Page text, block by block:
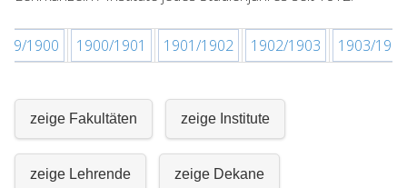
1900 1900/1901 1901/1902 1902/1903 1903/1904
zeige Fakultäten zeige Institute
zeige Lehrende zeige Dekane